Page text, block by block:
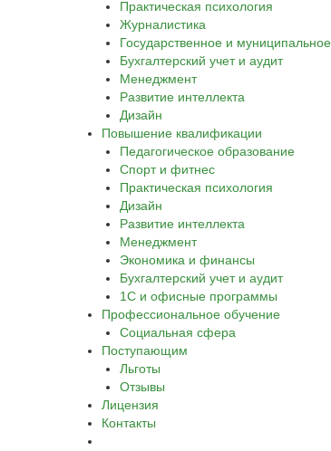
Практическая психология
Журналистика
Государственное и
Бухгалтерский учет и аудит
Менеджмент
Развитие интеллекта
Дизайн
Повышение квалификации
Педагогическое образование
Спорт и фитнес
Практическая психология
Дизайн
Развитие интеллекта
Менеджмент
Экономика и финансы
Бухгалтерский учет и аудит
1С и офисные программы
Профессиональное обучение
Социальная сфера
Поступающим
Льготы
Отзывы
Лицензия
Контакты